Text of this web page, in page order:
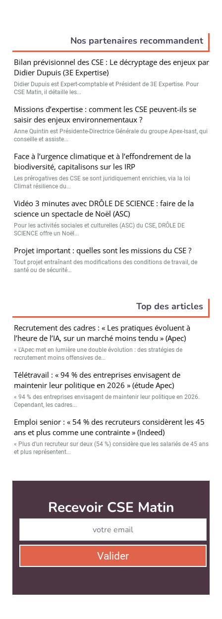
Nos partenaires recommandent
Bilan prévisionnel des CSE : Le décryptage des enjeux par
Didier Dupuis (3E Expertise)
Didier Dupuis est Expert-comptable et Président de 3E Expertise. Pour
CSE Matin, il détaille les...
Missions d’expertise : comment les CSE peuvent-ils se
saisir des enjeux environnementaux ?
Anne Quintin est Présidente-Directrice Générale du groupe Apex-Isast, qui
conseille et assiste...
Face à l’urgence climatique et à l’effondrement de la
biodiversité, capitalisons sur les IRP
Les prérogatives des CSE se sont juridiquement enrichies, via la loi
Climat résilience du...
Vidéo 3 minutes avec DRÔLE DE SCIENCE : faire de la
science un spectacle de Noël (ASC)
Pour les activités sociales et culturelles (ASC) du CSE, DRÔLE DE
SCIENCE offre un Noël...
Projet important : quelles sont les missions du CSE ?
Tout projet entraînant des modifications des conditions de travail, de
santé ou de sécurité...
Top des articles
Recrutement des cadres : « Les pratiques évoluent à
l’heure de l’IA, sur un marché moins tendu » (Apec)
« L’Apec met en lumière une double évolution : des stratégies de
recrutement moins offensives de...
Télétravail : « 94 % des entreprises envisagent de
maintenir leur politique en 2026 » (étude Apec)
« 94 % des entreprises envisagent de maintenir leur politique en 2026.
Cependant, les cadres...
Emploi senior : « 54 % des recruteurs considèrent les 45
ans et plus comme une contrainte » (Indeed)
« Plus d’un recruteur sur deux (54 %) considère que les salariés de 45 ans
et plus représentent...
CSE Matin est édité par
QUI SOMMES-NOUS ?